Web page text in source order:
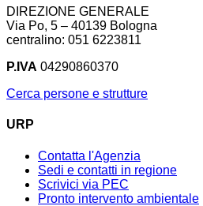
DIREZIONE GENERALE
Via Po, 5 – 40139 Bologna
centralino: 051 6223811
P.IVA 04290860370
Cerca persone e strutture
URP
Contatta l'Agenzia
Sedi e contatti in regione
Scrivici via PEC
Pronto intervento ambientale